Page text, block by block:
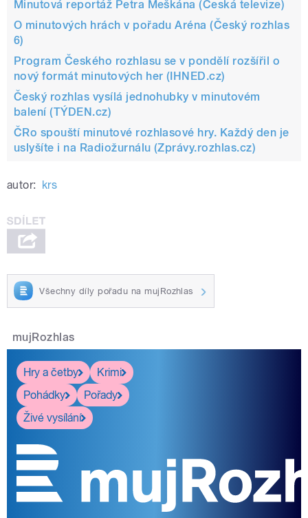
Minutová reportáž Petra Meškána (Česká televize)
O minutových hrách v pořadu Aréna (Český rozhlas
6)
Program Českého rozhlasu se v pondělí rozšířil o
nový formát minutových her (IHNED.cz)
Český rozhlas vysílá jednohubky v minutovém
balení (TÝDEN.cz)
ČRo spouští minutové rozhlasové hry. Každý den je
uslyšíte i na Radiožurnálu (Zprávy.rozhlas.cz)
autor: krs
Všechny díly pořadu na mujRozhlas
mujRozhlas
Hry a četby
Krimi
Pohádky
Pořady
Živé vysílání